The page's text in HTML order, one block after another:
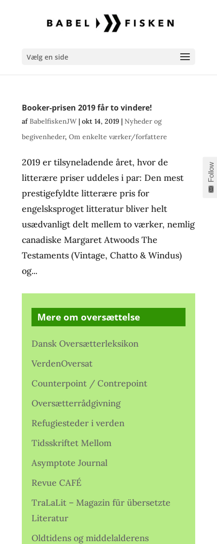
Vælg en side
Booker-prisen 2019 får to vindere!
afBabelfiskenJW| okt 14, 2019| Nyheder og
begivenheder, Om enkelte værker/forfattere
2019 er tilsyneladende året, hvor de
litterære priser uddeles i par: Den mest
prestigefyldte litterære pris for
engelsksproget litteratur bliver helt
usædvanligt delt mellem to værker, nemlig
canadiske Margaret Atwoods The
Testaments (Vintage, Chatto & Windus)
og...
Mere om oversættelse
Dansk Oversætterleksikon
VerdenOversat
Counterpoint / Contrepoint
Oversætterrådgivning
Refugiesteder i verden
Tidsskriftet Mellom
Asymptote Journal
Revue CAFÉ
TraLaLit – Magazin für übersetzte
Literatur
Oldtidens og middelalderens
Follow